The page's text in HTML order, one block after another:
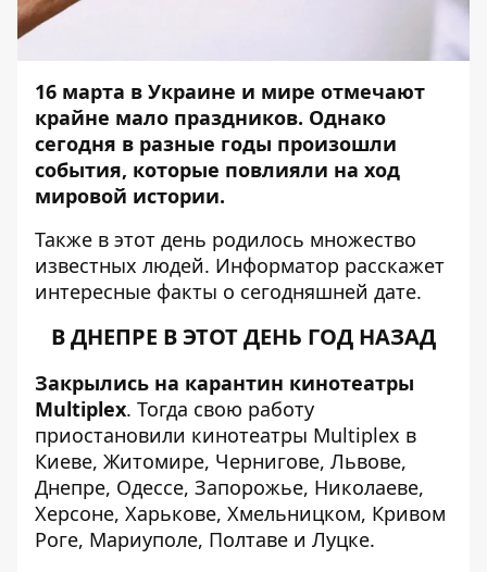
16 марта в Украине и мире отмечают
крайне мало праздников. Однако
сегодня в разные годы произошли
события, которые повлияли на ход
мировой истории.
Также в этот день родилось множество
известных людей. Информатор расскажет
интересные факты о сегодняшней дате.
В ДНЕПРЕ В ЭТОТ ДЕНЬ ГОД НАЗАД
Закрылись на карантин кинотеатры
Multiplex. Тогда свою работу
приостановили кинотеатры Multiplex в
Киеве, Житомире, Чернигове, Львове,
Днепре, Одессе, Запорожье, Николаеве,
Херсоне, Харькове, Хмельницком, Кривом
Роге, Мариуполе, Полтаве и Луцке.